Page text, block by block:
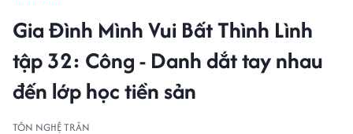
Gia Đình Mình Vui Bất Thình Lình
tập 32: Công - Danh dắt tay nhau
đến lớp học tiền sản
TÔN NGHỆ TRÂN